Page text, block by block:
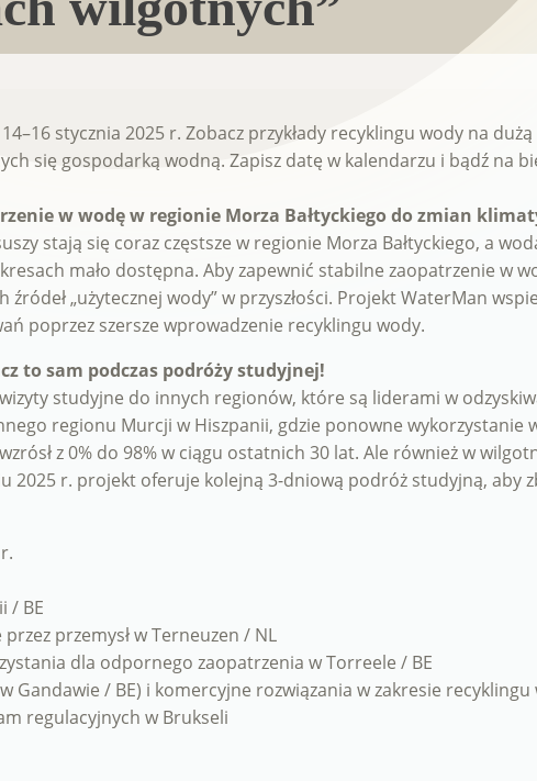
stycznia 2025 r. Zobacz przykłady recyklingu wody na
się gospodarką wodną. Zapisz datę w kalendarzu i bądź na
w wodę w regionie Morza Bałtyckiego do zmian
stają się coraz częstsze w regionie Morza Bałtyckiego, a
mało dostępna. Aby zapewnić stabilne zaopatrzenie w
źródeł „użytecznej wody” w przyszłości. Projekt WaterMan
poprzez szersze wprowadzenie recyklingu wody.
to sam podczas podróży studyjnej!
studyjne do innych regionów, które są liderami w
regionu Murcji w Hiszpanii, gdzie ponowne
z 0% do 98% w ciągu ostatnich 30 lat. Ale również w
2025 r. projekt oferuje kolejną 3-dniową podróż studyjną, aby
/ BE
przemysł w Terneuzen / NL
dla odpornego zaopatrzenia w Torreele / BE
Gandawie / BE) i komercyjne rozwiązania w zakresie recyklingu
regulacyjnych w Brukseli